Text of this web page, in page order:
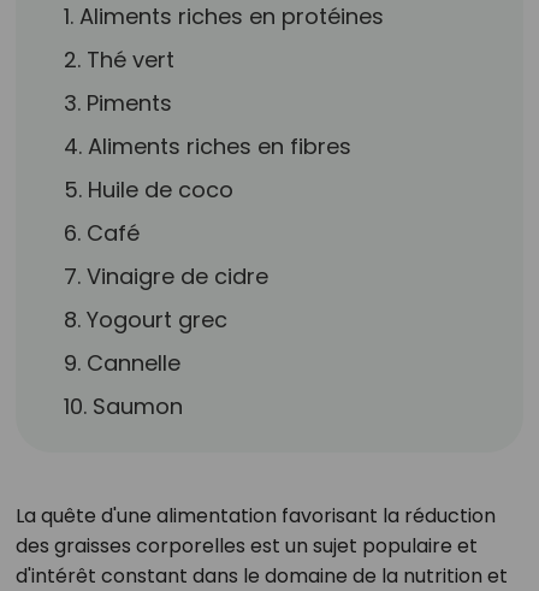
1. Aliments riches en protéines
2. Thé vert
3. Piments
4. Aliments riches en fibres
5. Huile de coco
6. Café
7. Vinaigre de cidre
8. Yogourt grec
9. Cannelle
10. Saumon
La quête d'une alimentation favorisant la réduction
des graisses corporelles est un sujet populaire et
d'intérêt constant dans le domaine de la nutrition et